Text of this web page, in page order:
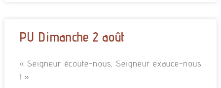
PU Dimanche 2 août
« Seigneur écoute-nous, Seigneur exauce-nous
! »